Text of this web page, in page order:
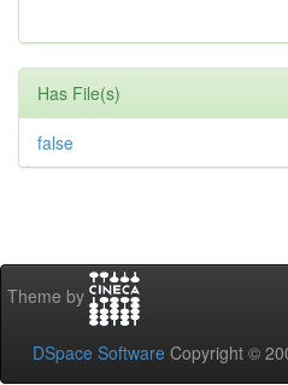
Has File(s)
false
Theme by
DSpace Software Copyright ©